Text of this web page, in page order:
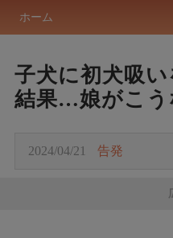
ホーム
子犬に初犬吸
結果…娘がこう
2024/04/21 告発